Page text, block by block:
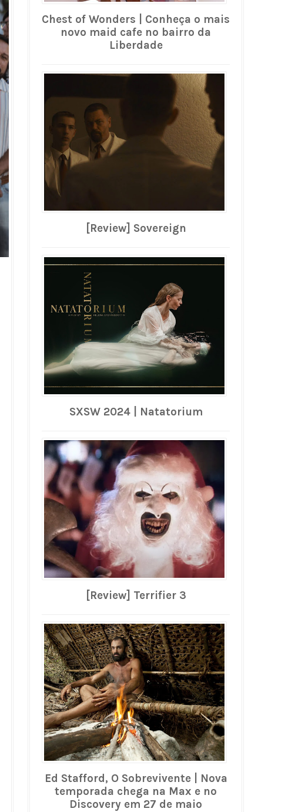
Chest of Wonders | Conheça o mais
novo maid cafe no bairro da
Liberdade
[Review] Sovereign
SXSW 2024 | Natatorium
[Review] Terrifier 3
Ed Stafford, O Sobrevivente | Nova
temporada chega na Max e no
Discovery em 27 de maio